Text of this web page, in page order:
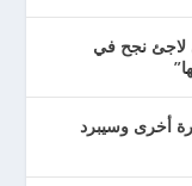
لاجئ نجح في
أخرى وسيبرد